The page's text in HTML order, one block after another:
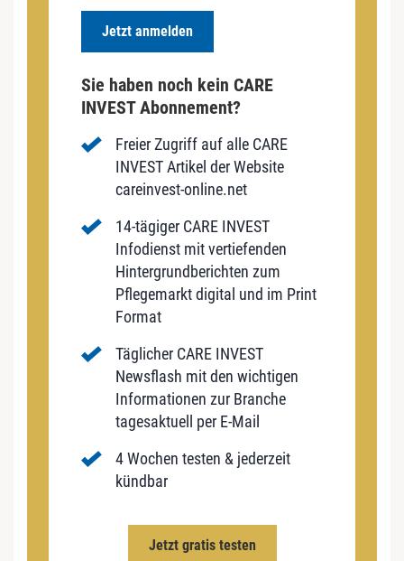
Jetzt anmelden
Sie haben noch kein CARE
INVEST Abonnement?
Freier Zugriff auf alle CARE
INVEST Artikel der Website
careinvest-online.net
14-tägiger CARE INVEST
Infodienst mit vertiefenden
Hintergrundberichten zum
Pflegemarkt digital und im Print
Format
Täglicher CARE INVEST
Newsflash mit den wichtigen
Informationen zur Branche
tagesaktuell per E-Mail
4 Wochen testen & jederzeit
kündbar
Jetzt gratis testen